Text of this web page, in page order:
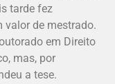
tarde fez
valor de mestrado.
em Direito
mas, por
a tese.